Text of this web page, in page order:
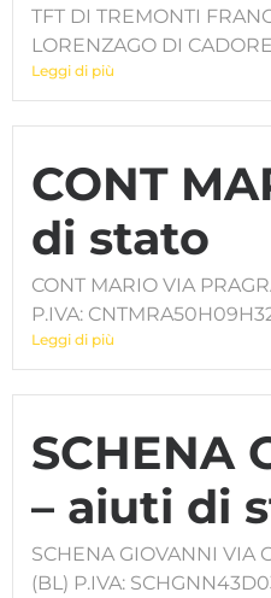
TFT DI TREMONTI
LORENZAGO DI
Leggi di più
CONT
di stato
CONT MARIO VIA
P.IVA:
Leggi di più
SCHENA
– aiuti di
SCHENA GIOVANNI VIA
(BL) P.IVA: